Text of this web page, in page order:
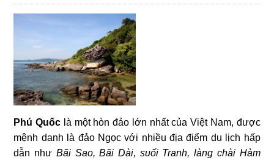
Phú Quốc là một hòn đảo lớn nhất của Việt Nam, được
mệnh danh là đảo Ngọc với nhiều địa điểm du lịch hấp
dẫn như Bãi Sao, Bãi Dài, suối Tranh, làng chài Hàm